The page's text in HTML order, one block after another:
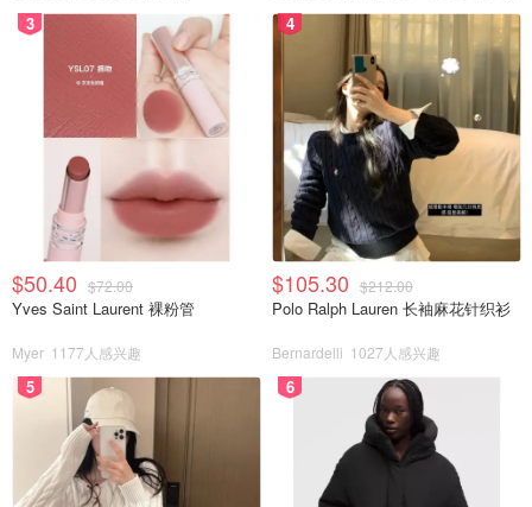
3
$50.40 $72.00
Yves Saint Laurent 裸粉管
Myer 1177人感兴趣
4
$105.30 $212.00
Polo Ralph Lauren 长袖麻花针织衫
Bernardelli 1027人感兴趣
5 6